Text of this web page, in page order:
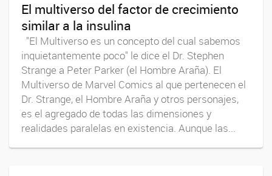
El multiverso del factor de crecimiento
similar a la insulina
"El Multiverso es un concepto del cual sabemos
inquietantemente poco" le dice el Dr. Stephen
Strange a Peter Parker (el Hombre Araña). El
Multiverso de Marvel Comics al que pertenecen el
Dr. Strange, el Hombre Araña y otros personajes,
es el agregado de todas las dimensiones y
realidades paralelas en existencia. Aunque las...